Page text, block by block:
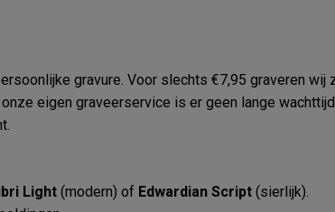
gravure. Voor slechts €7,95 graveren wij
eigen graveerservice is er geen lange
Light (modern) of Edwardian Script (sierlijk).